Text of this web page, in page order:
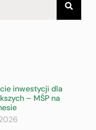
inwestycji dla
– MŚP na